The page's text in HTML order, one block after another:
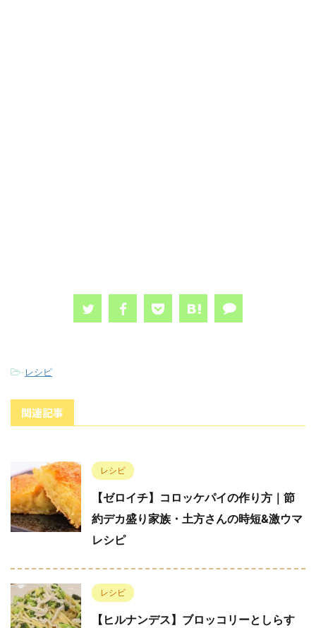
-レシピ
関連記事
レシピ
【ゼロイチ】コロッケパイの作り方｜節
約デカ盛り家族・土方さんの時短&激ウマ
レシピ
レシピ
【ヒルナンデス】ブロッコリーとしらす